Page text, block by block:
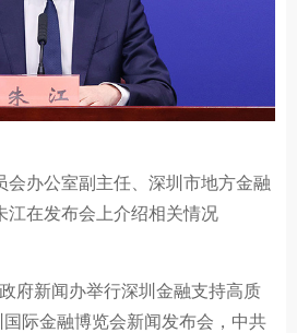
会办公室副主任、深圳市地方金融
江在发布会上介绍相关情况
新闻办举行深圳金融支持高质
际金融博览会新闻发布会，中共